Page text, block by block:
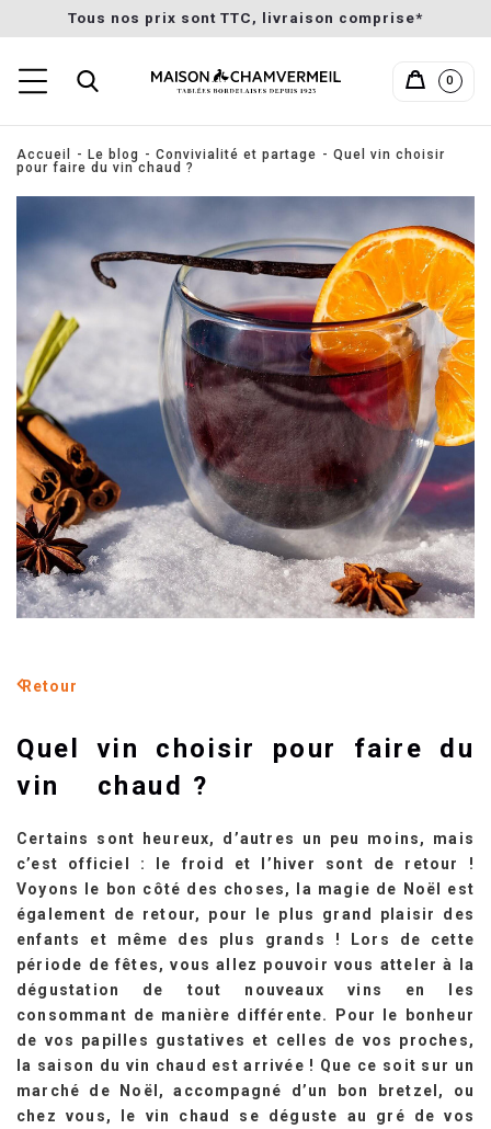
Tous nos prix sont TTC, livraison comprise*
0
Accueil Le blog Convivialité et partage
Quel vin choisir
pour faire du vin chaud ?
Retour
Quel vin choisir pour faire du
vin chaud ?
Certains sont heureux, d’autres un peu moins, mais
c’est officiel : le froid et l’hiver sont de retour !
Voyons le bon côté des choses, la magie de Noël est
également de retour, pour le plus grand plaisir des
enfants et même des plus grands ! Lors de cette
période de fêtes, vous allez pouvoir vous atteler à la
dégustation de tout nouveaux vins en les
consommant de manière différente. Pour le bonheur
de vos papilles gustatives et celles de vos proches,
la saison du vin chaud est arrivée ! Que ce soit sur un
marché de Noël, accompagné d’un bon bretzel, ou
chez vous, le vin chaud se déguste au gré de vos